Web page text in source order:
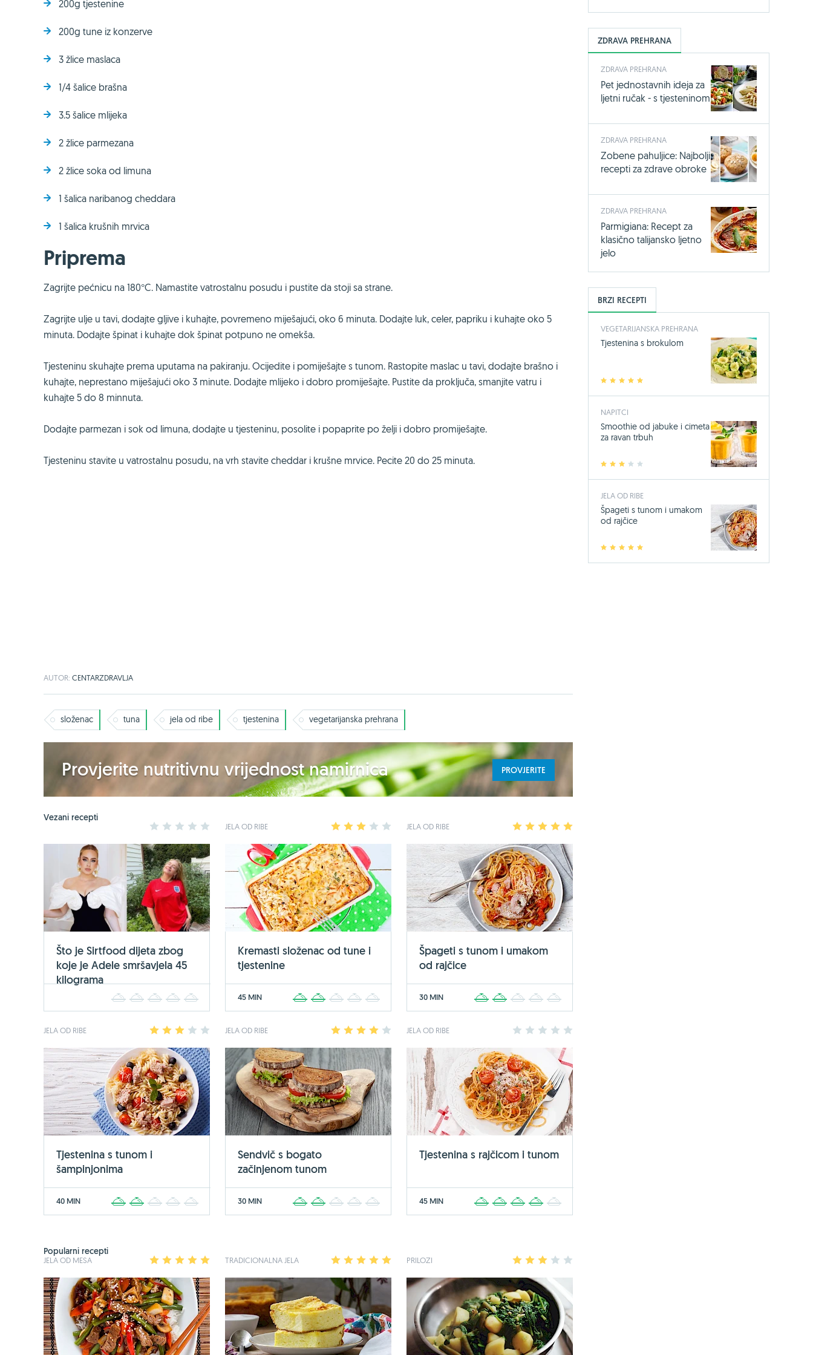
200g tjestenine
200g tune iz konzerve
3 žlice maslaca
1/4 šalice brašna
3.5 šalice mlijeka
2 žlice parmezana
2 žlice soka od limuna
1 šalica naribanog cheddara
1 šalica krušnih mrvica
Priprema
Zagrijte pećnicu na 180°C. Namastite vatrostalnu posudu i pustite da stoji sa strane.
Zagrijte ulje u tavi, dodajte gljive i kuhajte, povremeno miješajući, oko 6 minuta. Dodajte luk, celer, papriku i kuhajte oko 5
minuta. Dodajte špinat i kuhajte dok špinat potpuno ne omekša.
Tjesteninu skuhajte prema uputama na pakiranju. Ocijedite i pomiješajte s tunom. Rastopite maslac u tavi, dodajte brašno i
kuhajte, neprestano miješajući oko 3 minute. Dodajte mlijeko i dobro promiješajte. Pustite da proključa, smanjite vatru i
kuhajte 5 do 8 minnuta.
Dodajte parmezan i sok od limuna, dodajte u tjesteninu, posolite i popaprite po želji i dobro promiješajte.
Tjesteninu stavite u vatrostalnu posudu, na vrh stavite cheddar i krušne mrvice. Pecite 20 do 25 minuta.
AUTOR: CENTARZDRAVLJA
složenac tuna jela od ribe tjestenina vegetarijanska prehrana
Provjerite nutritivnu vrijednost namirnica PROVJERITE
Vezani recepti
2 3 4
Što je Sirtfood dijeta zbog
koje je Adele smršavjela 45
kilograma
2 3 4
JELA OD RIBE 2 3 4
Kremasti složenac od tune i
tjestenine
45 MIN 2 3 4
JELA OD RIBE 2 3 4
Špageti s tunom i umakom
od rajčice
30 MIN 2 3 4
JELA OD RIBE 2 3 4
Tjestenina s tunom i
šampinjonima
40 MIN 2 3 4
JELA OD RIBE 2 3 4
Sendvič s bogato
začinjenom tunom
30 MIN 2 3 4
JELA OD RIBE 2 3 4
Tjestenina s rajčicom i tunom
45 MIN 2 3 4
Popularni recepti
JELA OD MESA 2 3 4 TRADICIONALNA JELA 2 3 4 PRILOZI 2 3 4
ZDRAVA PREHRANA
ZDRAVA PREHRANA
Pet jednostavnih ideja za
ljetni ručak - s tjesteninom
ZDRAVA PREHRANA
Zobene pahuljice: Najbolji
recepti za zdrave obroke
ZDRAVA PREHRANA
Parmigiana: Recept za
klasično talijansko ljetno
jelo
BRZI RECEPTI
VEGETARIJANSKA PREHRANA
2 3 4
Tjestenina s brokulom
NAPITCI
2 3 4
Smoothie od jabuke i cimeta
za ravan trbuh
JELA OD RIBE
2 3 4
Špageti s tunom i umakom
od rajčice